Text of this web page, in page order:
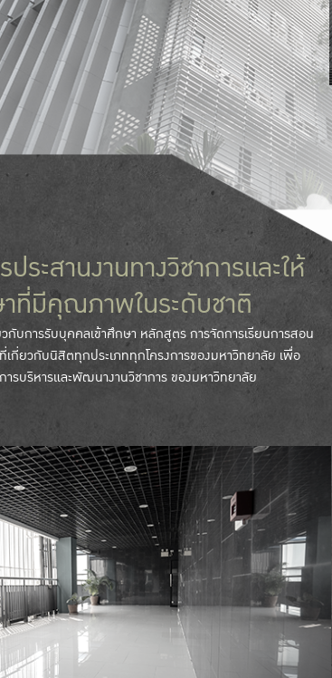
ระสานงานทางวิชาการและให้
ที่มีคุณภาพในระดับชาติ
กับการรับบุคคลเข้าศึกษา หลักสูตร การจัดการเรียนการสอน
เกี่ยวกับนิสิตทุกประเภททุกโครงการของมหาวิทยาลัย เพื่อ
รบริหารและพัฒนางานวิชาการ ของมหาวิทยาลัย